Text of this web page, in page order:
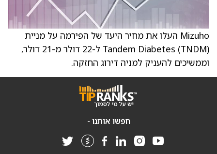
Mizuho העלו את מחיר היעד של הפירמה על מניית
Tandem Diabetes (TNDM) ל-22 דולר מ-21 דולר,
וממשיכים להעניק למניה דירוג החזקה.
חפשו אותנו -